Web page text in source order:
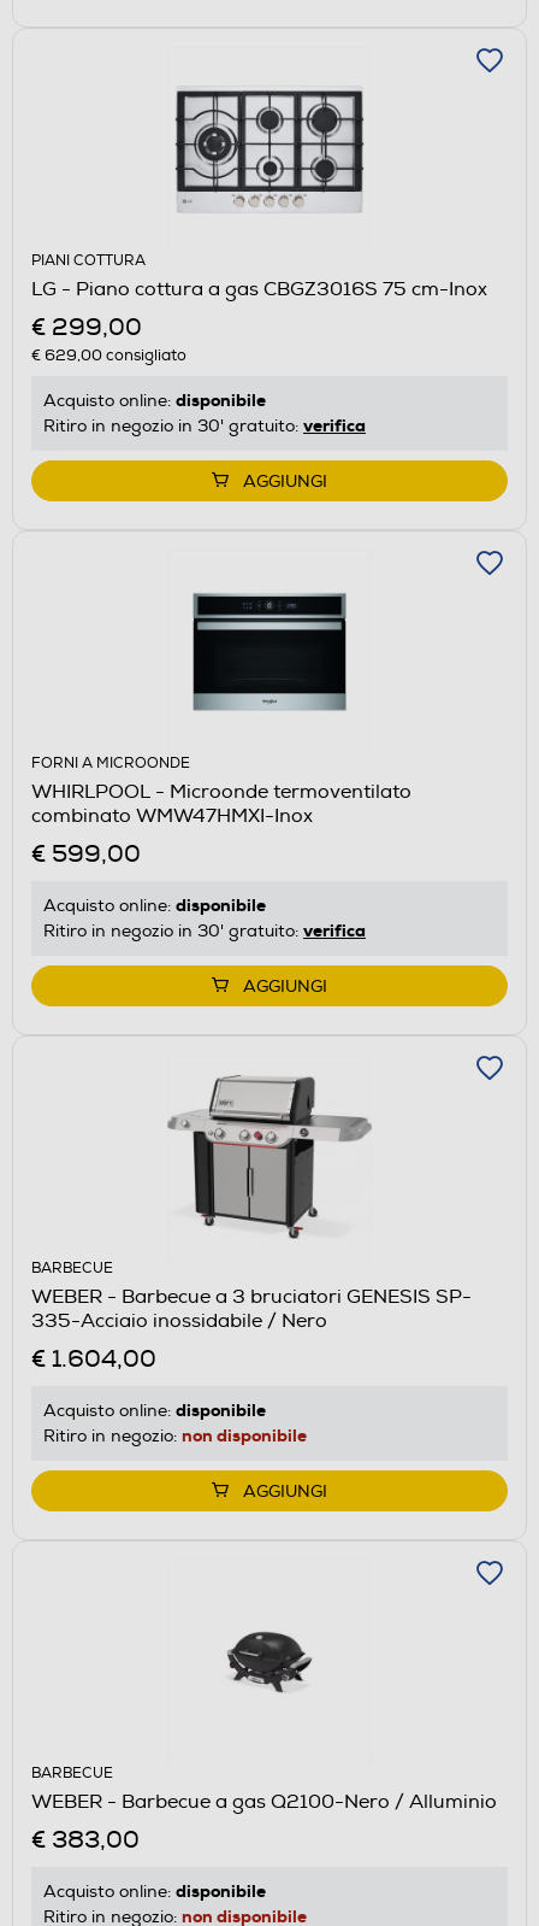
PIANI COTTURA
LG - Piano cottura a gas CBGZ3016S 75 cm-Inox
€ 299,00
€ 629,00consigliato
Acquisto online: disponibile
Ritiro in negozio in 30' gratuito: verifica
AGGIUNGI
FORNI A MICROONDE
WHIRLPOOL - Microonde termoventilato
combinato WMW47HMXI-Inox
€ 599,00
Acquisto online: disponibile
Ritiro in negozio in 30' gratuito: verifica
AGGIUNGI
BARBECUE
WEBER - Barbecue a 3 bruciatori GENESIS SP-
335-Acciaio inossidabile / Nero
€ 1.604,00
Acquisto online: disponibile
Ritiro in negozio: non disponibile
AGGIUNGI
BARBECUE
WEBER - Barbecue a gas Q2100-Nero / Alluminio
€ 383,00
Acquisto online: disponibile
Ritiro in negozio: non disponibile